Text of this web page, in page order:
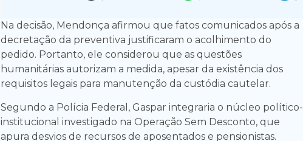
Na decisão, Mendonça afirmou que fatos comunicados após a
decretação da preventiva justificaram o acolhimento do
pedido. Portanto, ele considerou que as questões
humanitárias autorizam a medida, apesar da existência dos
requisitos legais para manutenção da custódia cautelar.
Segundo a Polícia Federal, Gaspar integraria o núcleo político-
institucional investigado na Operação Sem Desconto, que
apura desvios de recursos de aposentados e pensionistas.